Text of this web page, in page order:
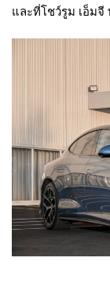
และที่โชว์รูม เอ็มจี